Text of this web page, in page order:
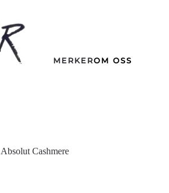
MERKEROM OSS
Absolut Cashmere